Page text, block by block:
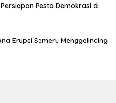
Pesta Demokrasi di
Erupsi Semeru Menggelinding